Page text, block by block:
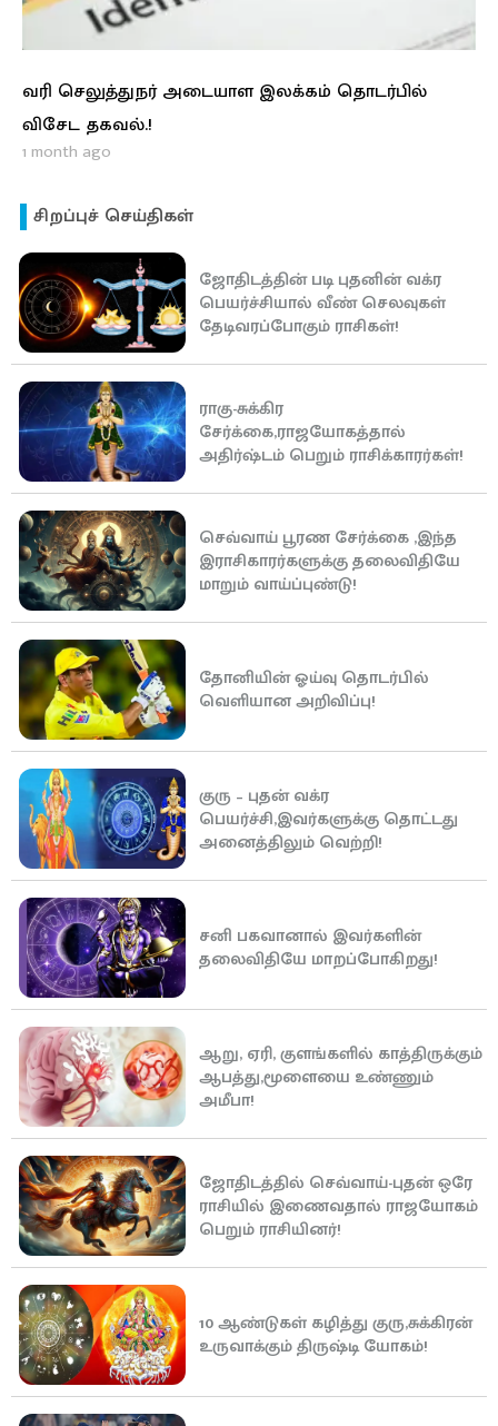
வரி செலுத்துநர் அடையாள இலக்கம் தொடர்பில்
விசேட தகவல்.!
1 month ago
சிறப்புச் செய்திகள்
ஜோதிடத்தின் படி புதனின் வக்ர
பெயர்ச்சியால் வீண் செலவுகள்
தேடிவரப்போகும் ராசிகள்!
ராகு-சுக்கிர
சேர்க்கை,ராஜயோகத்தால்
அதிர்ஷ்டம் பெறும் ராசிக்காரர்கள்!
செவ்வாய் பூரண சேர்க்கை ,இந்த
இராசிகாரர்களுக்கு தலைவிதியே
மாறும் வாய்ப்புண்டு!
தோனியின் ஓய்வு தொடர்பில்
வெளியான அறிவிப்பு!
குரு – புதன் வக்ர
பெயர்ச்சி,இவர்களுக்கு தொட்டது
அனைத்திலும் வெற்றி!
சனி பகவானால் இவர்களின்
தலைவிதியே மாறப்போகிறது!
ஆறு, ஏரி, குளங்களில் காத்திருக்கும்
ஆபத்து,மூளையை உண்ணும்
அமீபா!
ஜோதிடத்தில் செவ்வாய்-புதன் ஒரே
ராசியில் இணைவதால் ராஜயோகம்
பெறும் ராசியினர்!
10 ஆண்டுகள் கழித்து குரு,சுக்கிரன்
உருவாக்கும் திருஷ்டி யோகம்!